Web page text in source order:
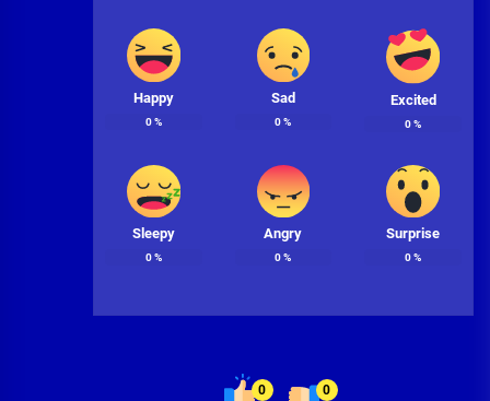
Happy
0%
Sad
0%
Excited
0%
Sleepy
0%
Angry
0%
Surprise
0%
0 0